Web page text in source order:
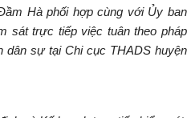
Hàphối hợp cùng với Ủy ban
sát trực tiếp việc tuân theo pháp
dân sự tại Chi cục THADS huyện